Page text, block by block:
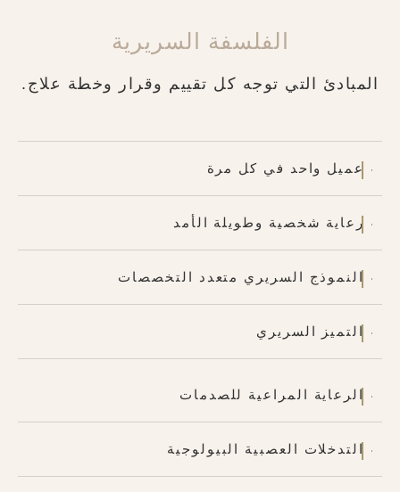
الفلسفة السريرية
المبادئ التي توجه كل تقييم وقرار وخطة علاج.
عميل واحد في كل مرة
رعاية شخصية وطويلة الأمد
النموذج السريري متعدد التخصصات
التميز السريري
الرعاية المراعية للصدمات
التدخلات العصبية البيولوجية